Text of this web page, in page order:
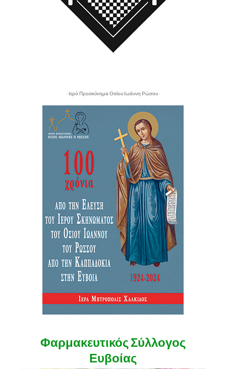
- Ιερό Προσκύνημα Οσίου Ιωάννη Ρώσου -
Φαρμακευτικός Σύλλογος
Ευβοίας